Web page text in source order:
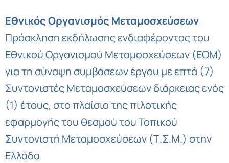
Εθνικός Οργανισμός Μεταμοσχεύσεων
Πρόσκληση εκδήλωσης ενδιαφέροντος του
Εθνικού Οργανισμού Μεταμοσχεύσεων (ΕΟΜ)
για τη σύναψη συμβάσεων έργου με επτά (7)
Συντονιστές Μεταμοσχεύσεων διάρκειας ενός
(1) έτους, στο πλαίσιο της πιλοτικής
εφαρμογής του θεσμού του Τοπικού
Συντονιστή Μεταμοσχεύσεων (Τ.Σ.Μ.) στην
Ελλάδα